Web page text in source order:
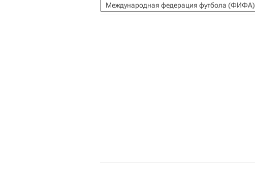
Международная федерация футбола (ФИФА)